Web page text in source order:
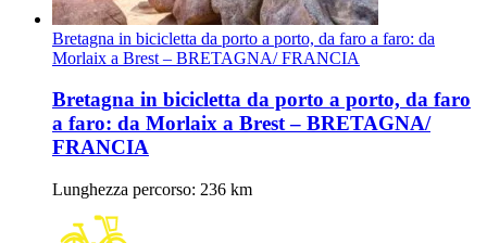
Bretagna in bicicletta da porto a porto, da faro a faro: da
Morlaix a Brest – BRETAGNA/ FRANCIA
Bretagna in bicicletta da porto a porto, da faro
a faro: da Morlaix a Brest – BRETAGNA/
FRANCIA
Lunghezza percorso: 236 km